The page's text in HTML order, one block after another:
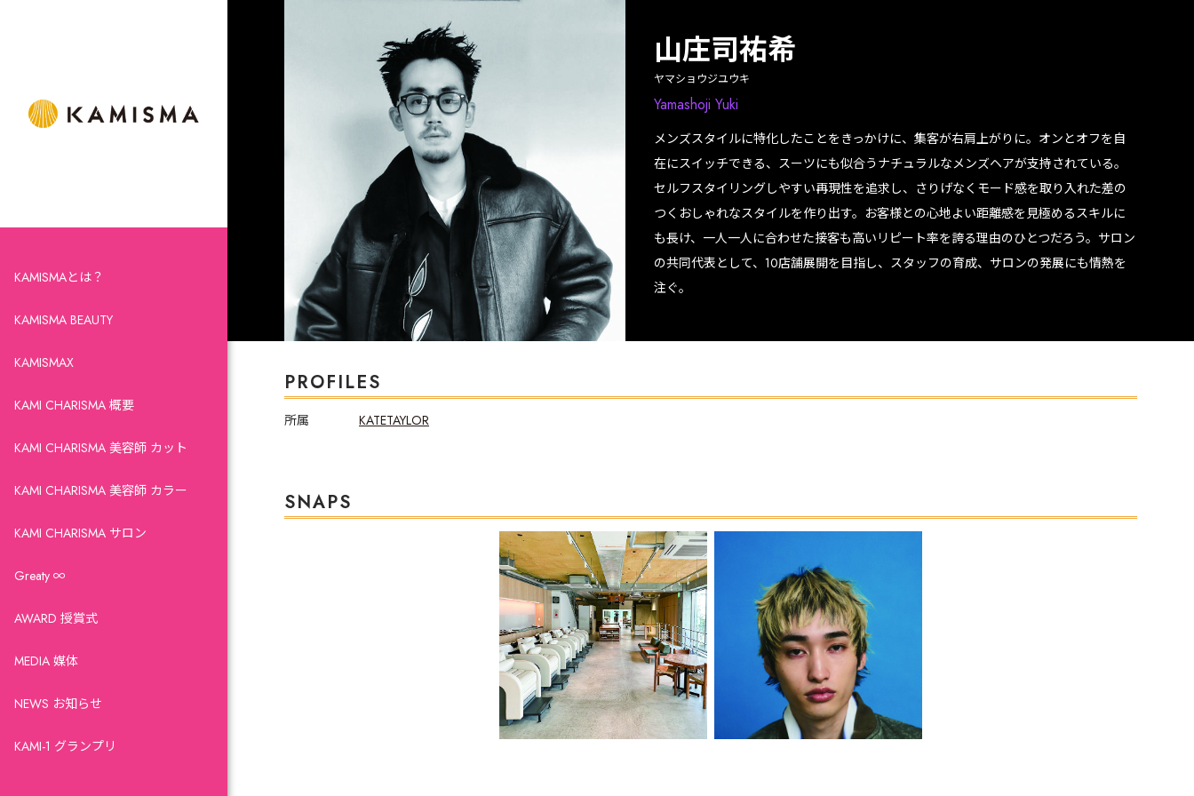
KAMISMAとは？
KAMISMA BEAUTY
KAMISMAX
KAMI CHARISMA 概要
KAMI CHARISMA 美容師 カット
KAMI CHARISMA 美容師 カラー
KAMI CHARISMA サロン
Greaty ∞
AWARD 授賞式
MEDIA 媒体
NEWS お知らせ
KAMI-1 グランプリ
山庄司祐希
ヤマショウジユウキ
Yamashoji Yuki
メンズスタイルに特化したことをきっかけに、集客が右肩上がりに。オンとオフを自
在にスイッチできる、スーツにも似合うナチュラルなメンズヘアが支持されている。
セルフスタイリングしやすい再現性を追求し、さりげなくモード感を取り入れた差の
つくおしゃれなスタイルを作り出す。お客様との心地よい距離感を見極めるスキルに
も長け、一人一人に合わせた接客も高いリピート率を誇る理由のひとつだろう。サロン
の共同代表として、10店舗展開を目指し、スタッフの育成、サロンの発展にも情熱を
注ぐ。
PROFILES
所属 KATETAYLOR
SNAPS